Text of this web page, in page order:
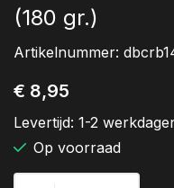
(180 gr.)
Artikelnummer:
€ 8,95
Levertijd: 1-2
Op voorraad